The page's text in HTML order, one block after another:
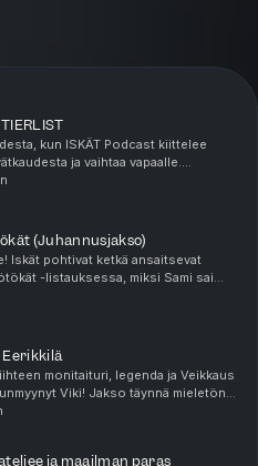
kun ISKÄT Podcast kiittelee
ja vaihtaa vapaalle.
värkättiin teille kesätekemisen
(Juhannusjakso)
Iskät pohtivat ketkä ansaitsevat
-listauksessa, miksi Sami sai
kaljakorin ja mitä tuleva
Eerikkilä
monitaituri, legenda ja Veikkaus
Viki! Jakso täynnä mieletöntä
kuunnella. Löydät meidät myös
ja maailman paras